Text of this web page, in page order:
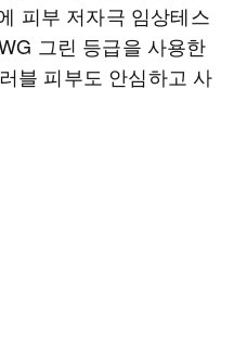
피부 저자극 임상테스
그린 등급을 사용한
블 피부도 안심하고 사